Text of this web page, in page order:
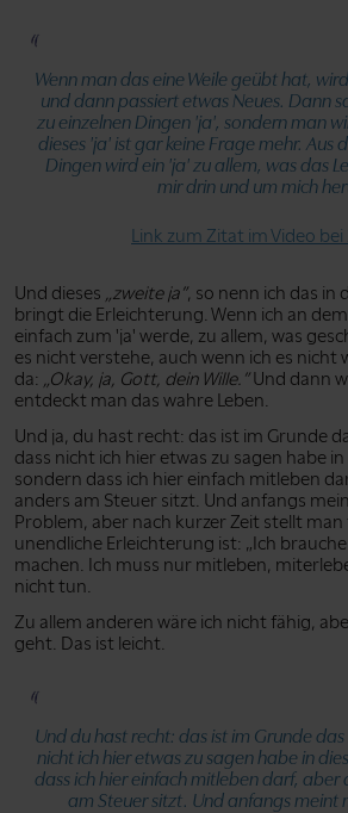
Wenn man das eine Weile geübt hat,
und dann passiert etwas Neues. Dann
zu einzelnen Dingen 'ja', sondern man
dieses 'ja' ist gar keine Frage mehr. Aus
Dingen wird ein 'ja' zu allem, was das
mir drin und um mich
Link zum Zitat im Video bei
Und dieses „zweite ja”, so nenn ich das in
bringt die Erleichterung. Wenn ich an
einfach zum 'ja' werde, zu allem, was
es nicht verstehe, auch wenn ich es nicht
da: „Okay, ja, Gott, dein Wille.”Und dann
entdeckt man das wahre Leben.
Und ja, du hast recht: das ist im Grunde
dass nicht ich hier etwas zu sagen habe in
sondern dass ich hier einfach mitleben
anders am Steuer sitzt. Und anfangs
Problem, aber nach kurzer Zeit stellt man
unendliche Erleichterung ist: „Ich
machen. Ich muss nur mitleben,
nicht tun.
Zu allem anderen wäre ich nicht fähig,
geht. Das ist leicht.
Und du hast recht: das ist im Grunde
nicht ich hier etwas zu sagen habe in
dass ich hier einfach mitleben darf, aber
am Steuer sitzt. Und anfangs meint